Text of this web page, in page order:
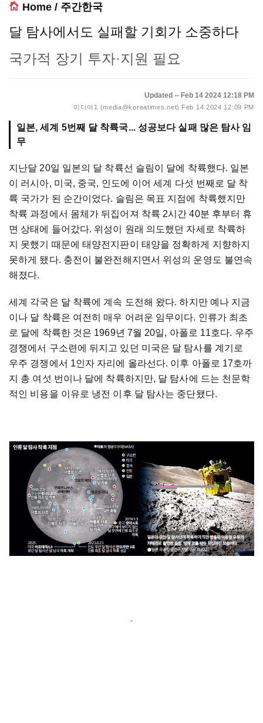
Home / 주간한국
달 탐사에서도 실패할 기회가 소중하다
국가적 장기 투자·지원 필요
Updated -- Feb 14 2024 12:18 PM
미디어1 (media@koreatimes.net) Feb 14 2024 12:09 PM
일본, 세계 5번째 달 착륙국... 성공보다 실패 많은 탐사 임
무
지난달 20일 일본의 달 착륙선 슬림이 달에 착륙했다. 일본
이 러시아, 미국, 중국, 인도에 이어 세계 다섯 번째로 달 착
륙 국가가 된 순간이었다. 슬림은 목표 지점에 착륙했지만
착륙 과정에서 몸체가 뒤집어져 착륙 2시간 40분 후부터 휴
면 상태에 들어갔다. 위성이 원래 의도했던 자세로 착륙하
지 못했기 때문에 태양전지판이 태양을 정확하게 지향하지
못하게 됐다. 충전이 불완전해지면서 위성의 운영도 불연속
해졌다.
세계 각국은 달 착륙에 계속 도전해 왔다. 하지만 예나 지금
이나 달 착륙은 여전히 매우 어려운 임무이다. 인류가 최초
로 달에 착륙한 것은 1969년 7월 20일, 아폴로 11호다. 우주
경쟁에서 구소련에 뒤지고 있던 미국은 달 탐사를 계기로
우주 경쟁에서 1인자 자리에 올라선다. 이후 아폴로 17호까
지 총 여섯 번이나 달에 착륙하지만, 달 탐사에 드는 천문학
적인 비용을 이유로 냉전 이후 달 탐사는 중단됐다.